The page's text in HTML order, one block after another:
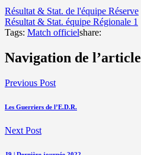
Résultat & Stat. de l'équipe Réserve
Résultat & Stat. équipe Régionale 1
Tags: Match officielshare:
Navigation de l’article
Previous Post
Les Guerriers de l’E.D.R.
Next Post